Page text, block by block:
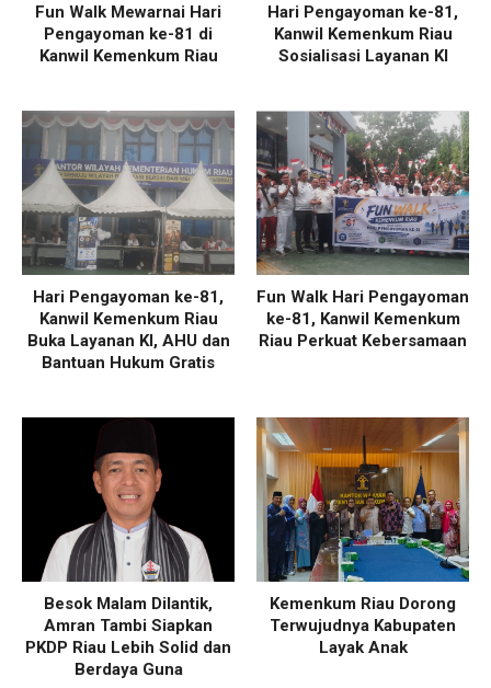
Fun Walk Mewarnai Hari
Pengayoman ke-81 di
Kanwil Kemenkum Riau
Hari Pengayoman ke-81,
Kanwil Kemenkum Riau
Sosialisasi Layanan KI
Hari Pengayoman ke-81,
Kanwil Kemenkum Riau
Buka Layanan KI, AHU dan
Bantuan Hukum Gratis
Fun Walk Hari Pengayoman
ke-81, Kanwil Kemenkum
Riau Perkuat Kebersamaan
Besok Malam Dilantik,
Amran Tambi Siapkan
PKDP Riau Lebih Solid dan
Berdaya Guna
Kemenkum Riau Dorong
Terwujudnya Kabupaten
Layak Anak